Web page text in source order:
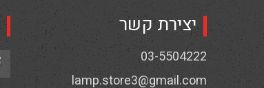
יצירת קשר
03-5504222
lamp.store3@gmail.com